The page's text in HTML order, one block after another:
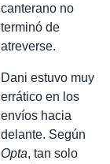
canterano no
terminó de
atreverse.
Dani estuvo muy
errático en los
envíos hacia
delante. Según
Opta, tan solo